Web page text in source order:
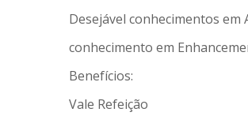
Desejável conhecimentos em
conhecimento em
Benefícios:
Vale Refeição